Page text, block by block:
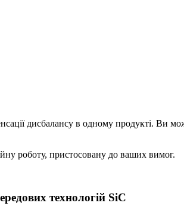
дисбалансу в одному продукті. Ви
роботу, пристосовану до ваших вимог.
технологій SiC